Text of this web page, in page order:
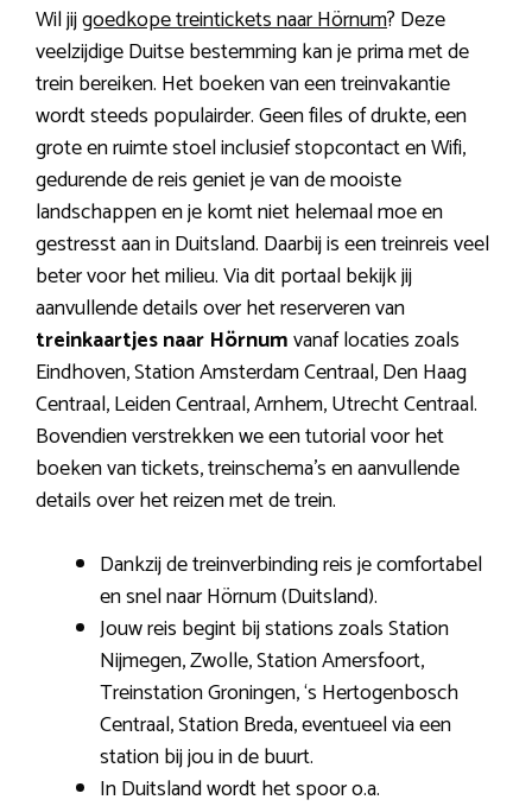
Wil jijgoedkope treintickets naar Hörnum? Deze
veelzijdige Duitse bestemming kan je prima met de
trein bereiken. Het boeken van een treinvakantie
wordt steeds populairder. Geen files of drukte, een
grote en ruimte stoel inclusief stopcontact en Wifi,
gedurende de reis geniet je van de mooiste
landschappen en je komt niet helemaal moe en
gestresst aan in Duitsland. Daarbij is een treinreis veel
beter voor het milieu. Via dit portaal bekijk jij
aanvullende details over het reserveren van
treinkaartjes naar Hörnumvanaf locaties zoals
Eindhoven, Station Amsterdam Centraal, Den Haag
Centraal, Leiden Centraal, Arnhem, Utrecht Centraal.
Bovendien verstrekken we een tutorial voor het
boeken van tickets, treinschema’s en aanvullende
details over het reizen met de trein.
Dankzij de treinverbinding reis je comfortabel
en snel naar Hörnum (Duitsland).
Jouw reis begint bij stations zoals Station
Nijmegen, Zwolle, Station Amersfoort,
Treinstation Groningen, ‘s Hertogenbosch
Centraal, Station Breda, eventueel via een
station bij jou in de buurt.
In Duitsland wordt het spoor o.a.